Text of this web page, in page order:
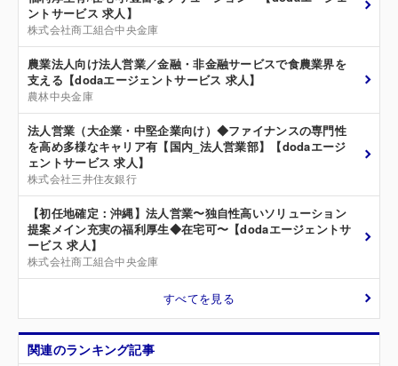
ントサービス 求人】
株式会社商工組合中央金庫
農業法人向け法人営業／金融・非金融サービスで食農業界を
支える【dodaエージェントサービス 求人】
農林中央金庫
法人営業（大企業・中堅企業向け）◆ファイナンスの専門性
を高め多様なキャリア有【国内_法人営業部】【dodaエージ
ェントサービス 求人】
株式会社三井住友銀行
【初任地確定：沖縄】法人営業〜独自性高いソリューション
提案メイン充実の福利厚生◆在宅可〜【dodaエージェントサ
ービス 求人】
株式会社商工組合中央金庫
すべてを見る
関連のランキング記事